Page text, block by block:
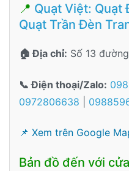
📍 Quạt Việt: Quạt
Quạt Trần Đèn
🏠 Địa chỉ: Số 13
📞 Điện thoại/Zalo:
0972806638
📌 Xem trên Google
Bản đồ đến với